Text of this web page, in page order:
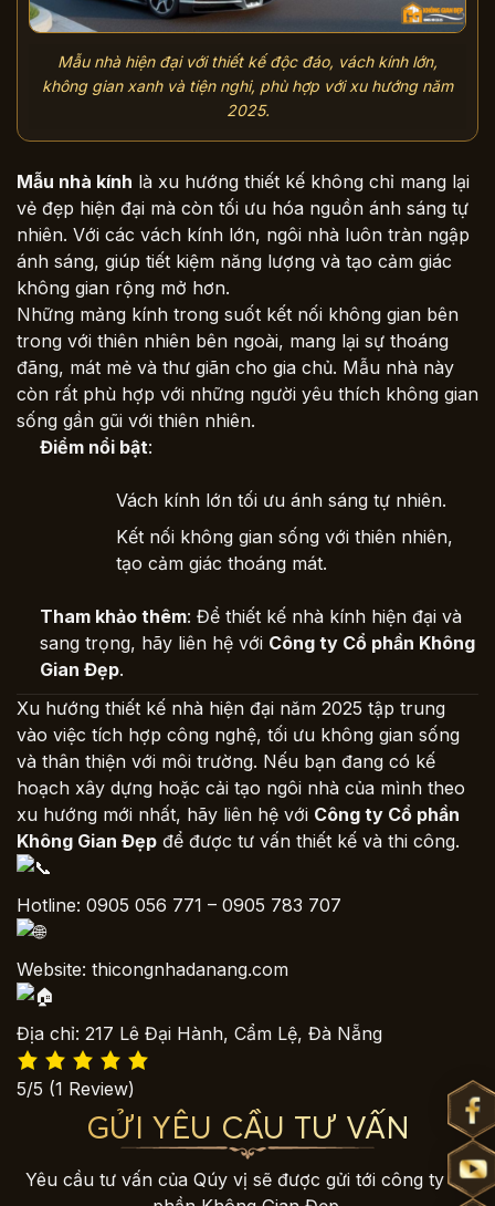
Mẫu nhà hiện đại với thiết kế độc đáo, vách kính lớn,
không gian xanh và tiện nghi, phù hợp với xu hướng năm
2025.
Mẫu nhà kính là xu hướng thiết kế không chỉ mang lại
vẻ đẹp hiện đại mà còn tối ưu hóa nguồn ánh sáng tự
nhiên. Với các vách kính lớn, ngôi nhà luôn tràn ngập
ánh sáng, giúp tiết kiệm năng lượng và tạo cảm giác
không gian rộng mở hơn.
Những mảng kính trong suốt kết nối không gian bên
trong với thiên nhiên bên ngoài, mang lại sự thoáng
đãng, mát mẻ và thư giãn cho gia chủ. Mẫu nhà này
còn rất phù hợp với những người yêu thích không gian
sống gần gũi với thiên nhiên.
Điểm nổi bật:
Vách kính lớn tối ưu ánh sáng tự nhiên.
Kết nối không gian sống với thiên nhiên,
tạo cảm giác thoáng mát.
Tham khảo thêm: Để thiết kế nhà kính hiện đại và
sang trọng, hãy liên hệ với Công ty Cổ phần Không
Gian Đẹp.
Xu hướng thiết kế nhà hiện đại năm 2025 tập trung
vào việc tích hợp công nghệ, tối ưu không gian sống
và thân thiện với môi trường. Nếu bạn đang có kế
hoạch xây dựng hoặc cải tạo ngôi nhà của mình theo
xu hướng mới nhất, hãy liên hệ với Công ty Cổ phần
Không Gian Đẹp để được tư vấn thiết kế và thi công.
Hotline: 0905 056 771 – 0905 783 707
Website: thicongnhadanang.com
Địa chỉ: 217 Lê Đại Hành, Cẩm Lệ, Đà Nẵng
5/5 (1 Review)
GỬI YÊU CẦU TƯ VẤN
Yêu cầu tư vấn của Qúy vị sẽ được gửi tới công ty cổ